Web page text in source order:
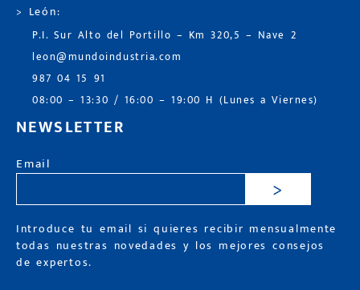
> León:
P.I. Sur Alto del Portillo – Km 320,5 – Nave 2
leon@mundoindustria.com
987 04 15 91
08:00 – 13:30 / 16:00 – 19:00 H (Lunes a Viernes)
NEWSLETTER
Email
>
Introduce tu email si quieres recibir mensualmente
todas nuestras novedades y los mejores consejos
de expertos.